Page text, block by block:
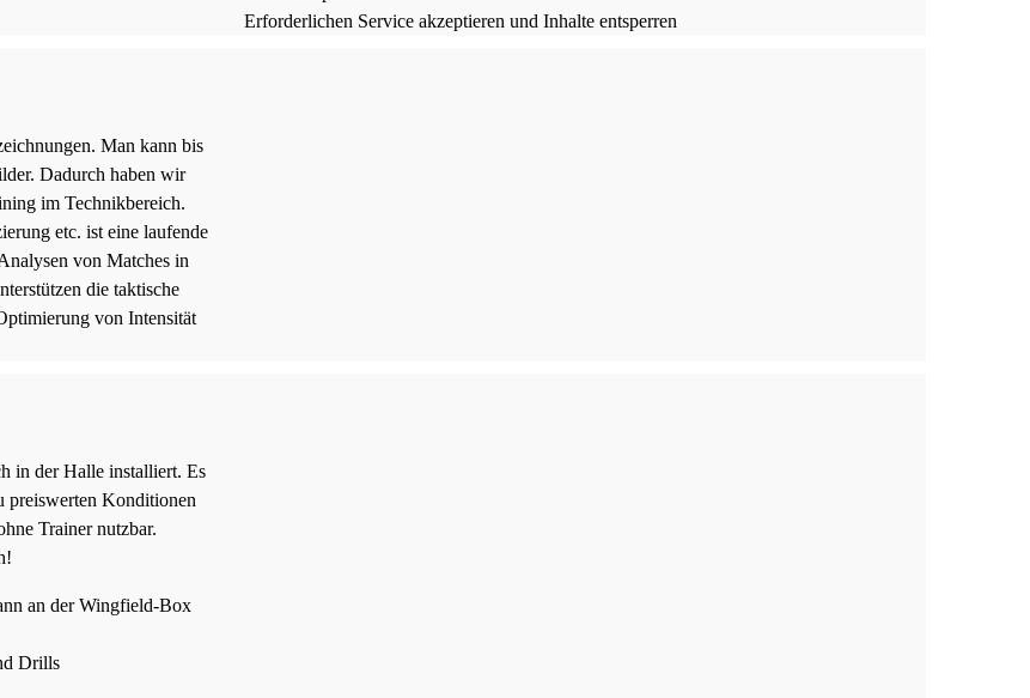
Erforderlichen Service akzeptieren und Inhalte entsperren
Man kann bis
Dadurch haben wir
im Technikbereich.
etc. ist eine laufende
von Matches in
die taktische
von Intensität
in der Halle installiert. Es
preiswerten Konditionen
Trainer nutzbar.
an der Wingfield-Box
Drills